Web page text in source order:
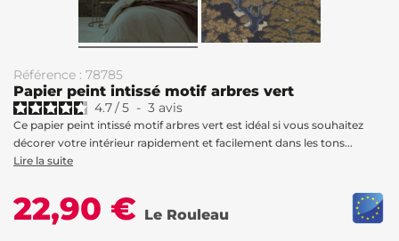
Référence : 78785
Papier peint intissé motif arbres vert
4.7/5 - 3 avis
Ce papier peint intissé motif arbres vert est idéal si vous souhaitez
décorer votre intérieur rapidement et facilement dans les tons...
Lire la suite
22,90 € Le Rouleau